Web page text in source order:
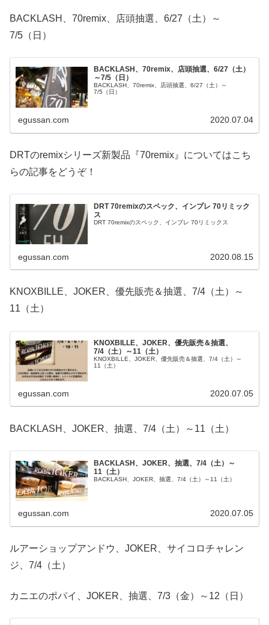
BACKLASH、70remix、店頭抽選、6/27（土）～
7/5（日）
BACKLASH、70remix、店頭抽選、6/27（土）
～7/5（日）
BACKLASH、70remix、店頭抽選、6/27（土）～
7/5（日）
egussan.com 2020.07.04
DRTのremixシリーズ新製品『70remix』についてはこち
らの記事をどうぞ！
DRT 70remixのスペック、インプレ 70リミック
ス
DRT 70remixのスペック、インプレ 70リミックス
egussan.com 2020.08.15
KNOXBILLE、JOKER、優先販売＆抽選、7/4（土）～
11（土）
KNOXBILLE、JOKER、優先販売＆抽選、
7/4（土）～11（土）
KNOXBILLE、JOKER、優先販売＆抽選、7/4（土）～
11（土）
egussan.com 2020.07.05
BACKLASH、JOKER、抽選、7/4（土）～11（土）
BACKLASH、JOKER、抽選、7/4（土）～
11（土）
BACKLASH、JOKER、抽選、7/4（土）～11（土）
egussan.com 2020.07.05
ルアーショップアンドウ、JOKER、サイコロチャレン
ジ、7/4（土）
カニエのポパイ、JOKER、抽選、7/3（金）～12（日）